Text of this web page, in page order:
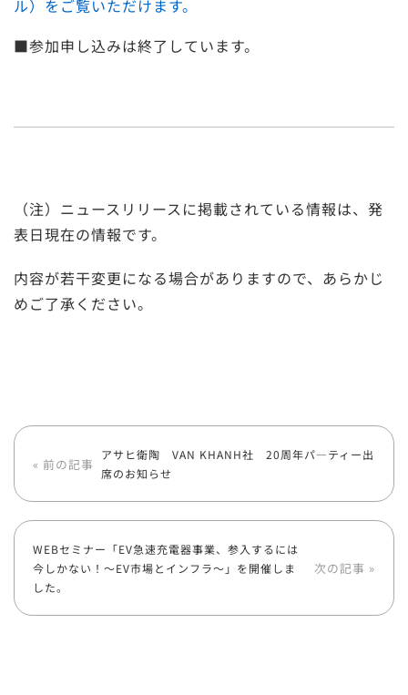
ル）をご覧いただけます。
■参加申し込みは終了しています。
（注）ニュースリリースに掲載されている情報は、発
表日現在の情報です。
内容が若干変更になる場合がありますので、あらかじ
めご了承ください。
« 前の記事
アサヒ衛陶 VAN KHANH社 20周年パ―ティー出
席のお知らせ
WEBセミナー「EV急速充電器事業、参入するには
今しかない！～EV市場とインフラ～」を開催しま
した。
次の記事 »